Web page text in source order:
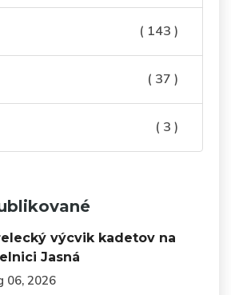
( 143 )
( 37 )
( 3 )
výcvik kadetov na
Jasná
06, 2026